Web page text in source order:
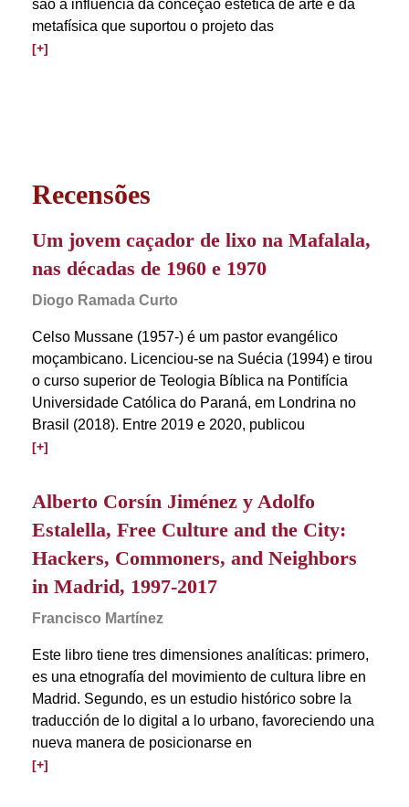
são a influência da conceção estética de arte e da
metafísica que suportou o projeto das
[+]
Recensões
Um jovem caçador de lixo na Mafalala,
nas décadas de 1960 e 1970
Diogo Ramada Curto
Celso Mussane (1957-) é um pastor evangélico
moçambicano. Licenciou-se na Suécia (1994) e tirou
o curso superior de Teologia Bíblica na Pontifícia
Universidade Católica do Paraná, em Londrina no
Brasil (2018). Entre 2019 e 2020, publicou
[+]
Alberto Corsín Jiménez y Adolfo
Estalella, Free Culture and the City:
Hackers, Commoners, and Neighbors
in Madrid, 1997-2017
Francisco Martínez
Este libro tiene tres dimensiones analíticas: primero,
es una etnografía del movimiento de cultura libre en
Madrid. Segundo, es un estudio histórico sobre la
traducción de lo digital a lo urbano, favoreciendo una
nueva manera de posicionarse en
[+]